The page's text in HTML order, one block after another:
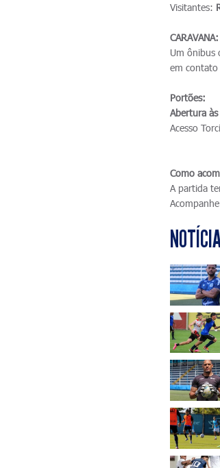
Visitantes:
CARAVANA:
Um ônibus
em
Portões:
Abertura
Acesso
Como
A partida